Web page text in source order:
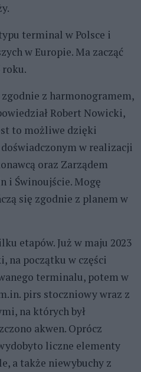
terminal w Polsce i
w Europie. Ma zacząć
roku.
zgodnie z harmonogramem,
Robert Nowicki,
to możliwe dzięki
w realizacji
oraz Zarządem
i Świnoujście. Mogę
się zgodnie z planem w
etapów. Już w maju 2023
na początku w części
terminalu, potem w
pirs stoczniowy wraz z
na których był
akwen. Oprócz
liczne elementy
a także niewybuchy z